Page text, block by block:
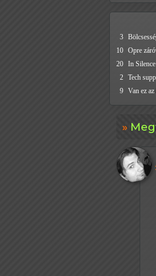
3
10 Opre
20 In
2 Tech
9 Van ez